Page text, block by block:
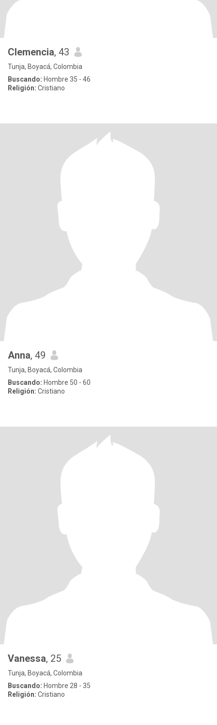
Clemencia, 43
Tunja, Boyacá, Colombia
Buscando: Hombre 35 - 46
Religión: Cristiano
Anna, 49
Tunja, Boyacá, Colombia
Buscando: Hombre 50 - 60
Religión: Cristiano
Vanessa, 25
Tunja, Boyacá, Colombia
Buscando: Hombre 28 - 35
Religión: Cristiano